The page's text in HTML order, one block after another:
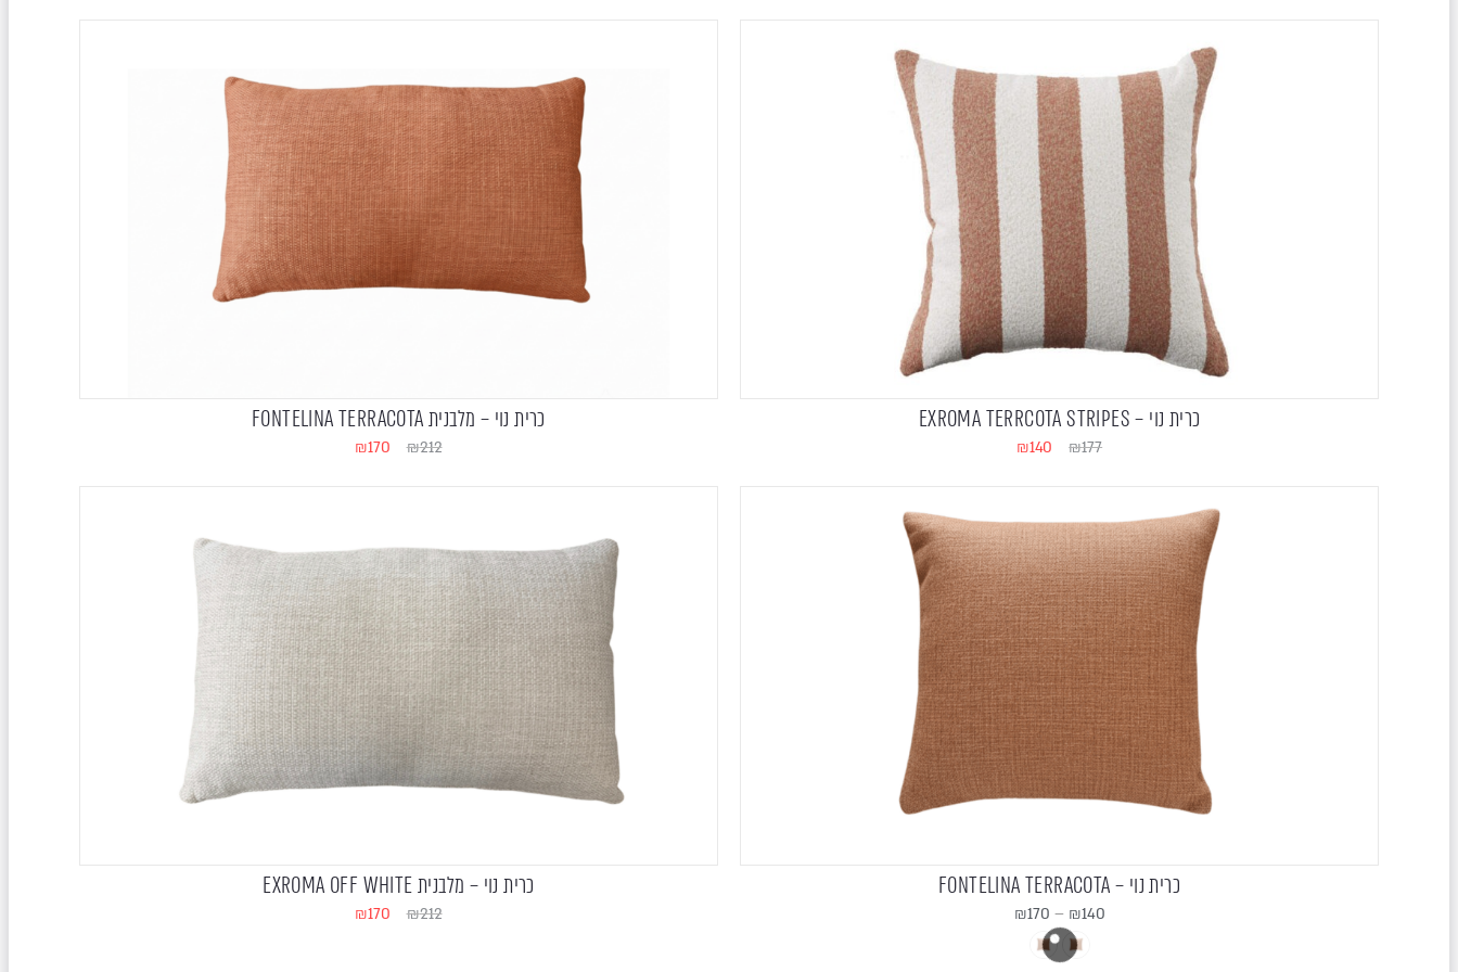
כרית נוי – EXROMA TERRCOTA STRIPES
₪177
₪140
כרית נוי – מלבנית FONTELINA TERRACOTA
₪212
₪170
כרית נוי – FONTELINA TERRACOTA
₪140
–
₪170
כרית נוי – מלבנית EXROMA OFF WHITE
₪212
₪170